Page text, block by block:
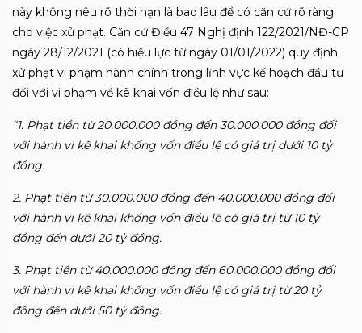
này không nêu rõ thời hạn là bao lâu để có căn cứ rõ ràng
cho việc xử phạt. Căn cứ Điều 47 Nghị định 122/2021/NĐ-CP
ngày 28/12/2021 (có hiệu lực từ ngày 01/01/2022) quy định
xử phạt vi phạm hành chính trong lĩnh vực kế hoạch đầu tư
đối với vi phạm về kê khai vốn điều lệ như sau:
“1. Phạt tiền từ 20.000.000 đồng đến 30.000.000 đồng đối
với hành vi kê khai khống vốn điều lệ có giá trị dưới 10 tỷ
đồng.
2. Phạt tiền từ 30.000.000 đồng đến 40.000.000 đồng đối
với hành vi kê khai khống vốn điều lệ có giá trị từ 10 tỷ
đồng đến dưới 20 tỷ đồng.
3. Phạt tiền từ 40.000.000 đồng đến 60.000.000 đồng đối
với hành vi kê khai khống vốn điều lệ có giá trị từ 20 tỷ
đồng đến dưới 50 tỷ đồng.